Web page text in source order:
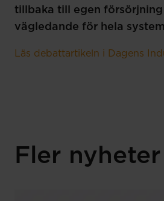
tillbaka till egen
vägledande för hela
Läs debattartikeln i Dagens
Fler nyheter